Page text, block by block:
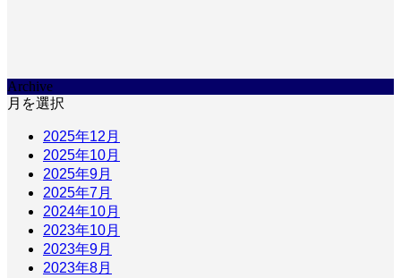
Archive
月を選択
2025年12月
2025年10月
2025年9月
2025年7月
2024年10月
2023年10月
2023年9月
2023年8月